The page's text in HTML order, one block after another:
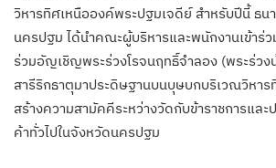
วิหารทิศเหนือองค์พระปฐมเจดีย์ สำหรับปีนี้ ธน
นครปฐม ได้นำคณะผู้บริหารและพนักงานเข้าร่
ร่วมอัญเชิญพระร่วงโรจนฤทธิ์จำลอง (พระร่วง
สารีริกธาตุมาประดิษฐานบนบุษบกบริเวณวิหาร
สร้างความสามัคคีระหว่างวัดกับข้าราชการและ
ค้าทั่วไปในจังหวัดนครปฐม